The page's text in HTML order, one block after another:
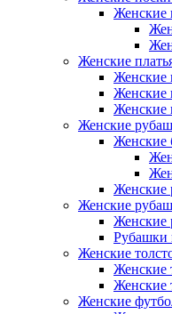
Женские
Женские
Женские
Женские
Женские
Женские
Женские
Женские
Женские
Женские
Рубашки
Женские
Женские
Женские
Женские